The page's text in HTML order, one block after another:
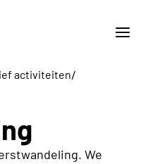
activiteiten/
We